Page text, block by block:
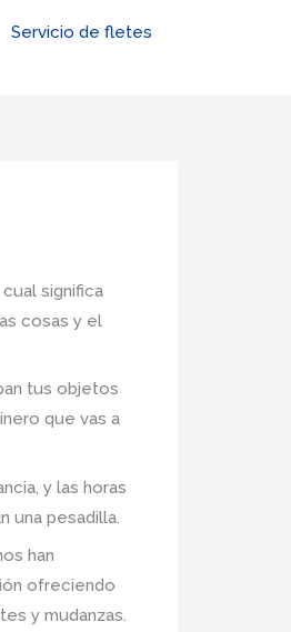
Servicio de fletes
significa
cosas y el
tus objetos
que vas a
y las horas
una pesadilla.
han
ofreciendo
y mudanzas.